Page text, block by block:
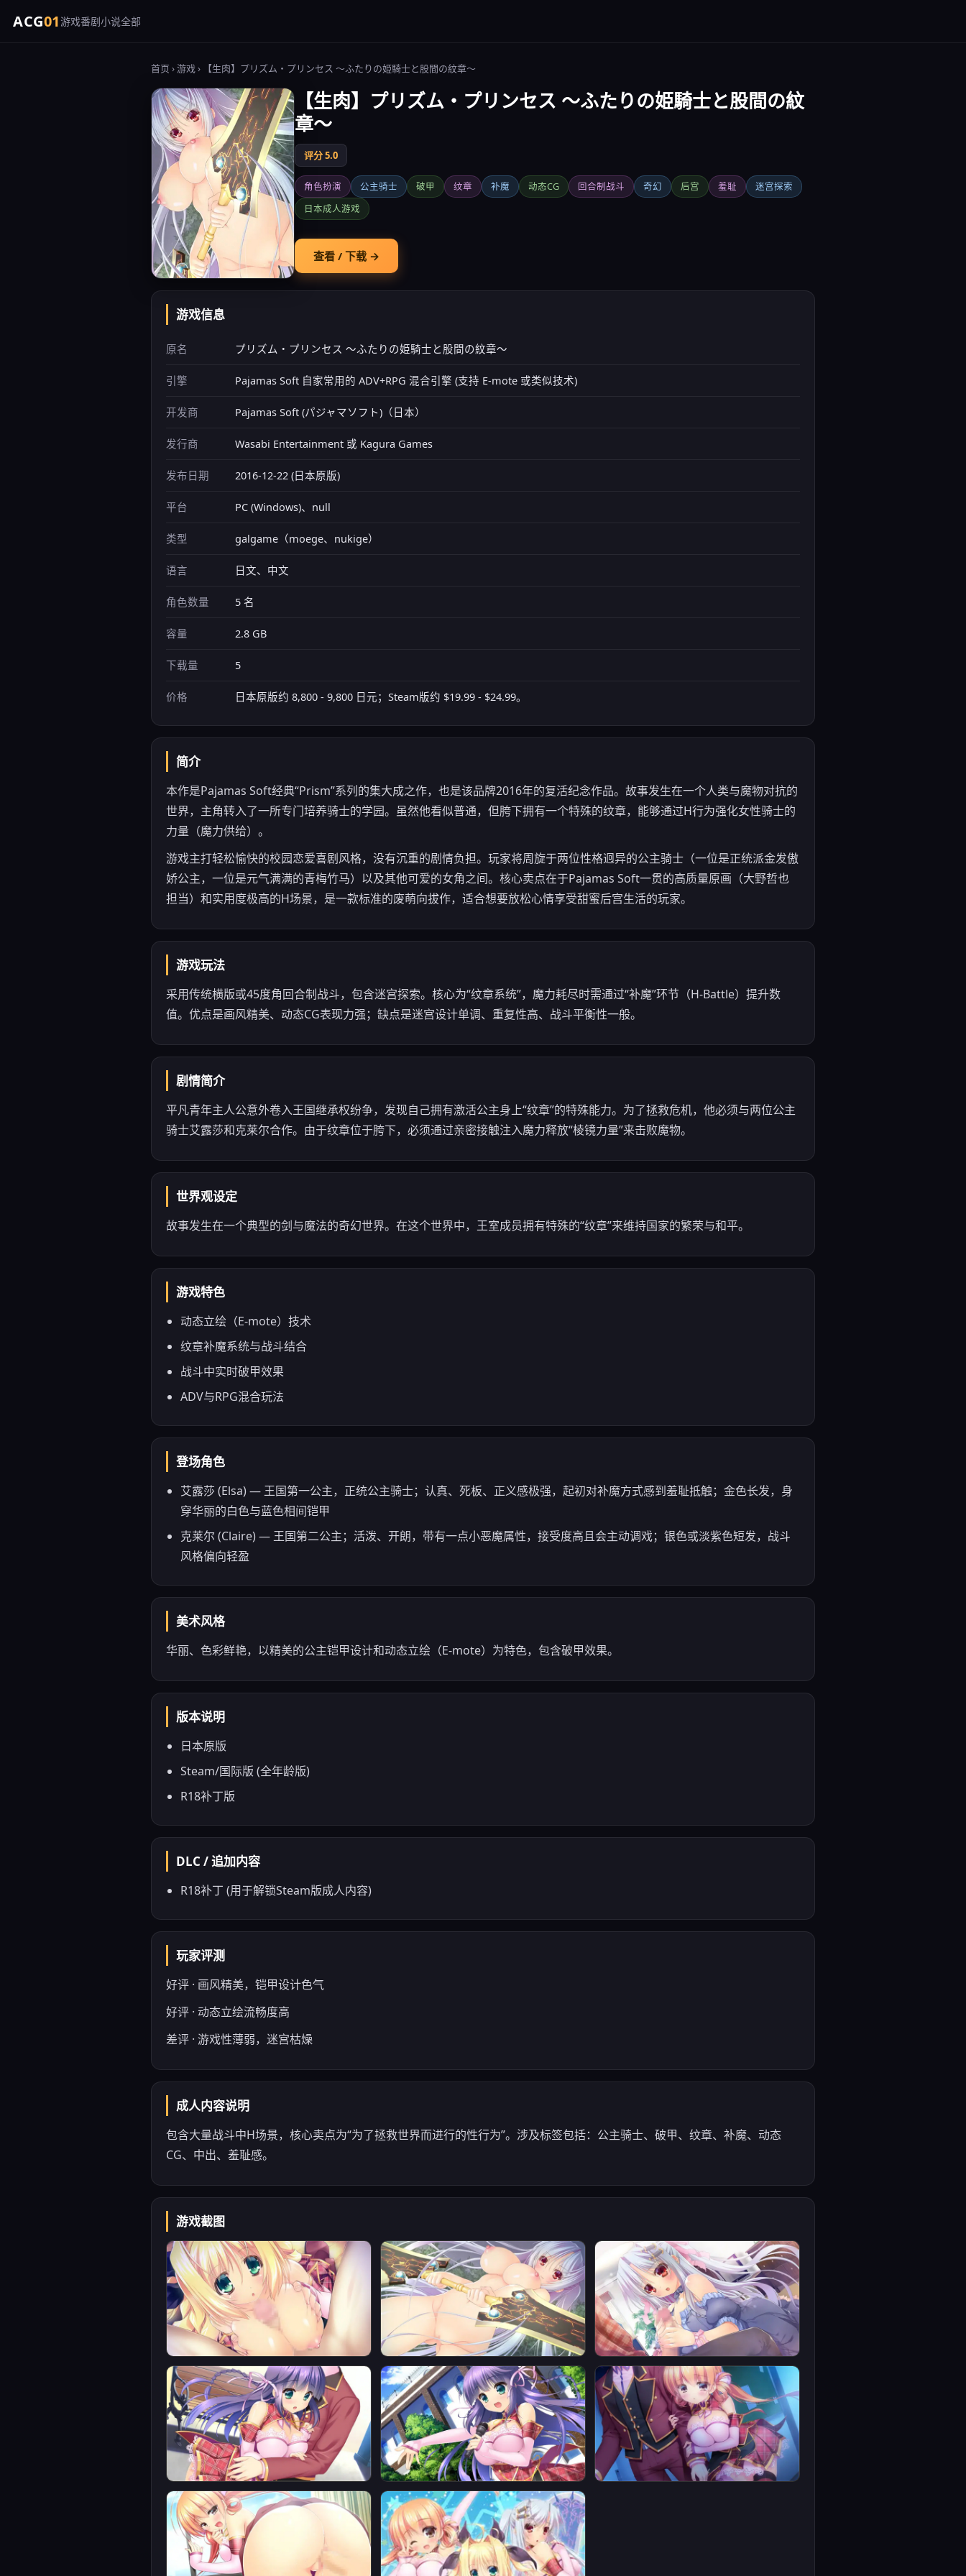
ACG01游戏番剧小说全部
首页 ›游戏› 【生肉】プリズム・プリンセス ～ふたりの姫騎士と股間の紋章～
【生肉】プリズム・プリンセス ～ふたりの姫騎士と股間の紋
章～
评分 5.0
角色扮演 公主骑士 破甲 纹章 补魔 动态CG 回合制战斗 奇幻 后宫 羞耻
迷宫探索
日本成人游戏
查看 / 下载 →
游戏信息
原名 プリズム・プリンセス ～ふたりの姫騎士と股間の紋章～
引擎 Pajamas Soft 自家常用的 ADV+RPG 混合引擎 (支持 E-mote 或类似技术)
开发商 Pajamas Soft (パジャマソフト)（日本）
发行商 Wasabi Entertainment 或 Kagura Games
发布日期 2016-12-22 (日本原版)
平台 PC (Windows)、null
类型 galgame（moege、nukige）
语言 日文、中文
角色数量 5 名
容量 2.8 GB
下载量 5
价格 日本原版约 8,800 - 9,800 日元；Steam版约 $19.99 - $24.99。
简介
本作是Pajamas Soft经典“Prism”系列的集大成之作，也是该品牌2016年的复活纪念作品。故事发生在一个人类与魔物对抗的
世界，主角转入了一所专门培养骑士的学园。虽然他看似普通，但胯下拥有一个特殊的纹章，能够通过H行为强化女性骑士的
力量（魔力供给）。
游戏主打轻松愉快的校园恋爱喜剧风格，没有沉重的剧情负担。玩家将周旋于两位性格迥异的公主骑士（一位是正统派金发傲
娇公主，一位是元气满满的青梅竹马）以及其他可爱的女角之间。核心卖点在于Pajamas Soft一贯的高质量原画（大野哲也
担当）和实用度极高的H场景，是一款标准的废萌向拔作，适合想要放松心情享受甜蜜后宫生活的玩家。
游戏玩法
采用传统横版或45度角回合制战斗，包含迷宫探索。核心为“纹章系统”，魔力耗尽时需通过“补魔”环节（H-Battle）提升数
值。优点是画风精美、动态CG表现力强；缺点是迷宫设计单调、重复性高、战斗平衡性一般。
剧情简介
平凡青年主人公意外卷入王国继承权纷争，发现自己拥有激活公主身上“纹章”的特殊能力。为了拯救危机，他必须与两位公主
骑士艾露莎和克莱尔合作。由于纹章位于胯下，必须通过亲密接触注入魔力释放“棱镜力量”来击败魔物。
世界观设定
故事发生在一个典型的剑与魔法的奇幻世界。在这个世界中，王室成员拥有特殊的“纹章”来维持国家的繁荣与和平。
游戏特色
动态立绘（E-mote）技术
纹章补魔系统与战斗结合
战斗中实时破甲效果
ADV与RPG混合玩法
登场角色
艾露莎 (Elsa) — 王国第一公主，正统公主骑士；认真、死板、正义感极强，起初对补魔方式感到羞耻抵触；金色长发，身
穿华丽的白色与蓝色相间铠甲
克莱尔 (Claire) — 王国第二公主；活泼、开朗，带有一点小恶魔属性，接受度高且会主动调戏；银色或淡紫色短发，战斗
风格偏向轻盈
美术风格
华丽、色彩鲜艳，以精美的公主铠甲设计和动态立绘（E-mote）为特色，包含破甲效果。
版本说明
日本原版
Steam/国际版 (全年龄版)
R18补丁版
DLC / 追加内容
R18补丁 (用于解锁Steam版成人内容)
玩家评测
好评 · 画风精美，铠甲设计色气
好评 · 动态立绘流畅度高
差评 · 游戏性薄弱，迷宫枯燥
成人内容说明
包含大量战斗中H场景，核心卖点为“为了拯救世界而进行的性行为”。涉及标签包括：公主骑士、破甲、纹章、补魔、动态
CG、中出、羞耻感。
游戏截图